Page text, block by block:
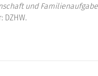
und
DZHW.